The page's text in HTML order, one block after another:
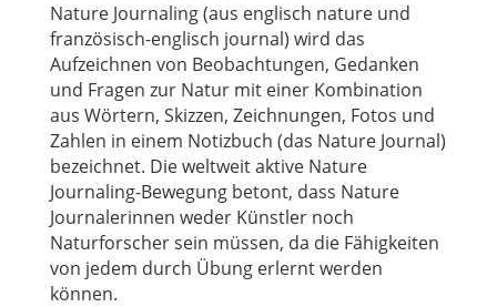
Nature Journaling (aus englisch nature und
französisch-englisch journal) wird das
Aufzeichnen von Beobachtungen, Gedanken
und Fragen zur Natur mit einer Kombination
aus Wörtern, Skizzen, Zeichnungen, Fotos und
Zahlen in einem Notizbuch (das Nature Journal)
bezeichnet. Die weltweit aktive Nature
Journaling-Bewegung betont, dass Nature
Journalerinnen weder Künstler noch
Naturforscher sein müssen, da die Fähigkeiten
von jedem durch Übung erlernt werden
können.